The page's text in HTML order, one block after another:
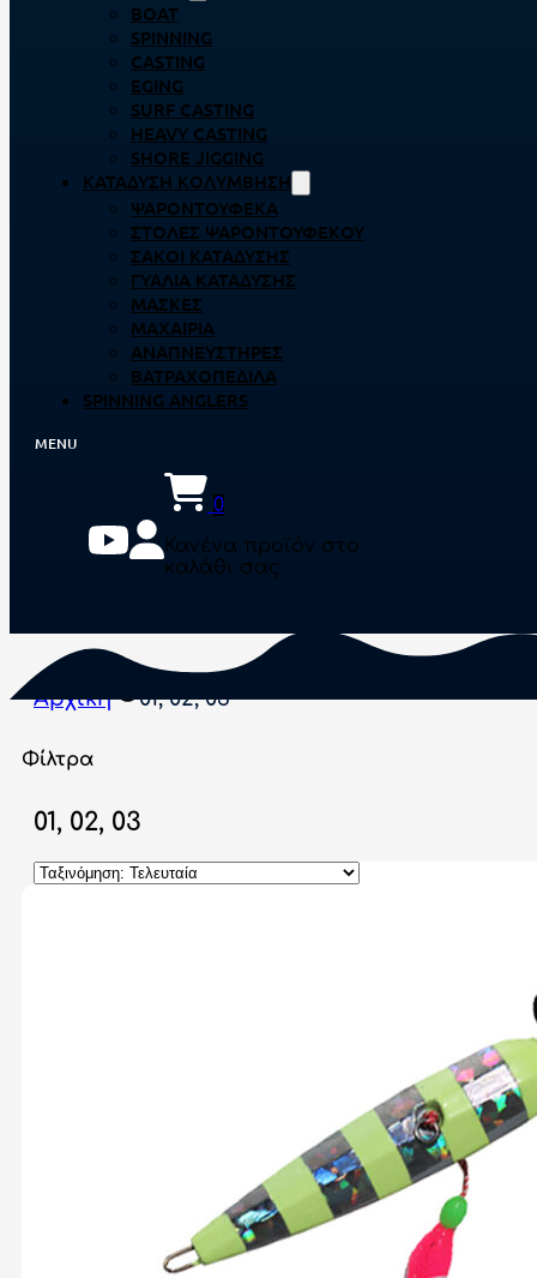
BOAT
SPINNING
CASTING
EGING
SURF CASTING
HEAVY CASTING
SHORE JIGGING
ΚΑΤΆΔΥΣΗ ΚΟΛΎΜΒΗΣΗ
ΨΑΡΟΝΤΟΎΦΕΚΑ
ΣΤΟΛΈΣ ΨΑΡΟΝΤΟΎΦΕΚΟΥ
ΣΆΚΟΙ ΚΑΤΆΔΥΣΗΣ
ΓΥΑΛΙΆ ΚΑΤΆΔΥΣΗΣ
ΜΆΣΚΕΣ
ΜΑΧΑΊΡΙΑ
ΑΝΑΠΝΕΥΣΤΉΡΕΣ
ΒΑΤΡΑΧΟΠΈΔΙΛΑ
SPINNING ANGLERS
0
Κανένα προϊόν στο
καλάθι σας.
Αρχική 01, 02, 03
Φίλτρα
01, 02, 03